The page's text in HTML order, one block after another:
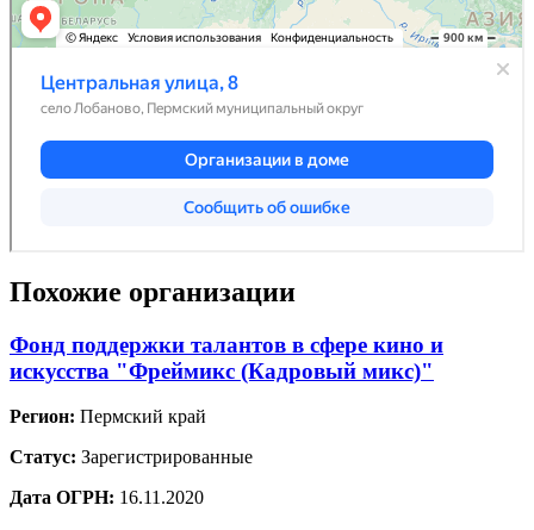
Похожие организации
Фонд поддержки талантов в сфере кино и
искусства "Фреймикс (Кадровый микс)"
Регион: Пермский край
Статус: Зарегистрированные
Дата ОГРН: 16.11.2020